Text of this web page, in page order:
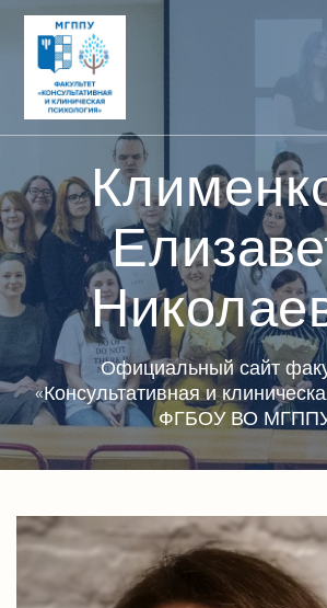
Официальный сайт
«Консультативная и
ФГБОУ ВО